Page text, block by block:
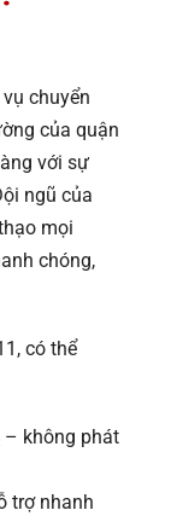
chuyển
của quận
với sự
ngũ của
mọi
chóng,
có thể
– không phát
trợ nhanh